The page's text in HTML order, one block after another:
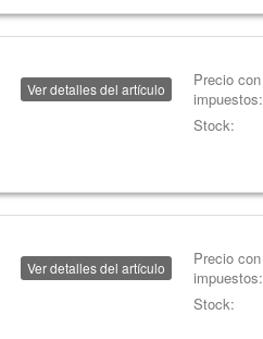
Ver detalles del artículo
Precio con
impuestos:
Stock:
Ver detalles del artículo
Precio con
impuestos:
Stock: